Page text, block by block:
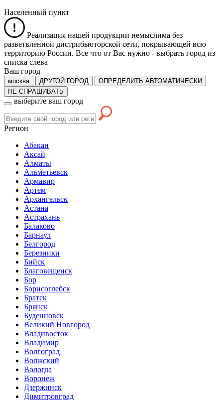
Населенный пункт
Реализация нашей продукции немыслима без
разветвленной дистрибьюторской сети, покрывающей всю
территорию России. Все что от Вас нужно - выбрать город из
списка слева
Ваш город
москва ДРУГОЙ ГОРОД
ОПРЕДЕЛИТЬ АВТОМАТИЧЕСКИ
НЕ СПРАШИВАТЬ
выберите ваш город
Регион
Абакан
Аксай
Алматы
Альметьевск
Армавир
Артем
Архангельск
Астана
Астрахань
Балаково
Барнаул
Белгород
Березники
Бийск
Благовещенск
Бор
Борисоглебск
Братск
Брянск
Буденновск
Великий Новгород
Владивосток
Владимир
Волгоград
Волжский
Вологда
Воронеж
Дзержинск
Димитровград